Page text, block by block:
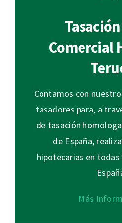
Comercial
Contamos con
tasadores para, a
de tasación
de España,
hipotecarias en todas
Más